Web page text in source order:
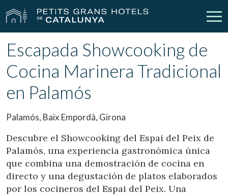
Nuestros Hoteles Escapadas
Bodas
Contacto Mi reserva
Iniciar sesión person Crear cuenta
Escapada Showcooking de
Cocina Marinera Tradicional
en Palamós
Palamós, Baix Empordà, Girona
Descubre el Showcooking del Espai del Peix de
Palamós, una experiencia gastronómica única
que combina una demostración de cocina en
directo y una degustación de platos elaborados
por los cocineros del Espai del Peix. Una